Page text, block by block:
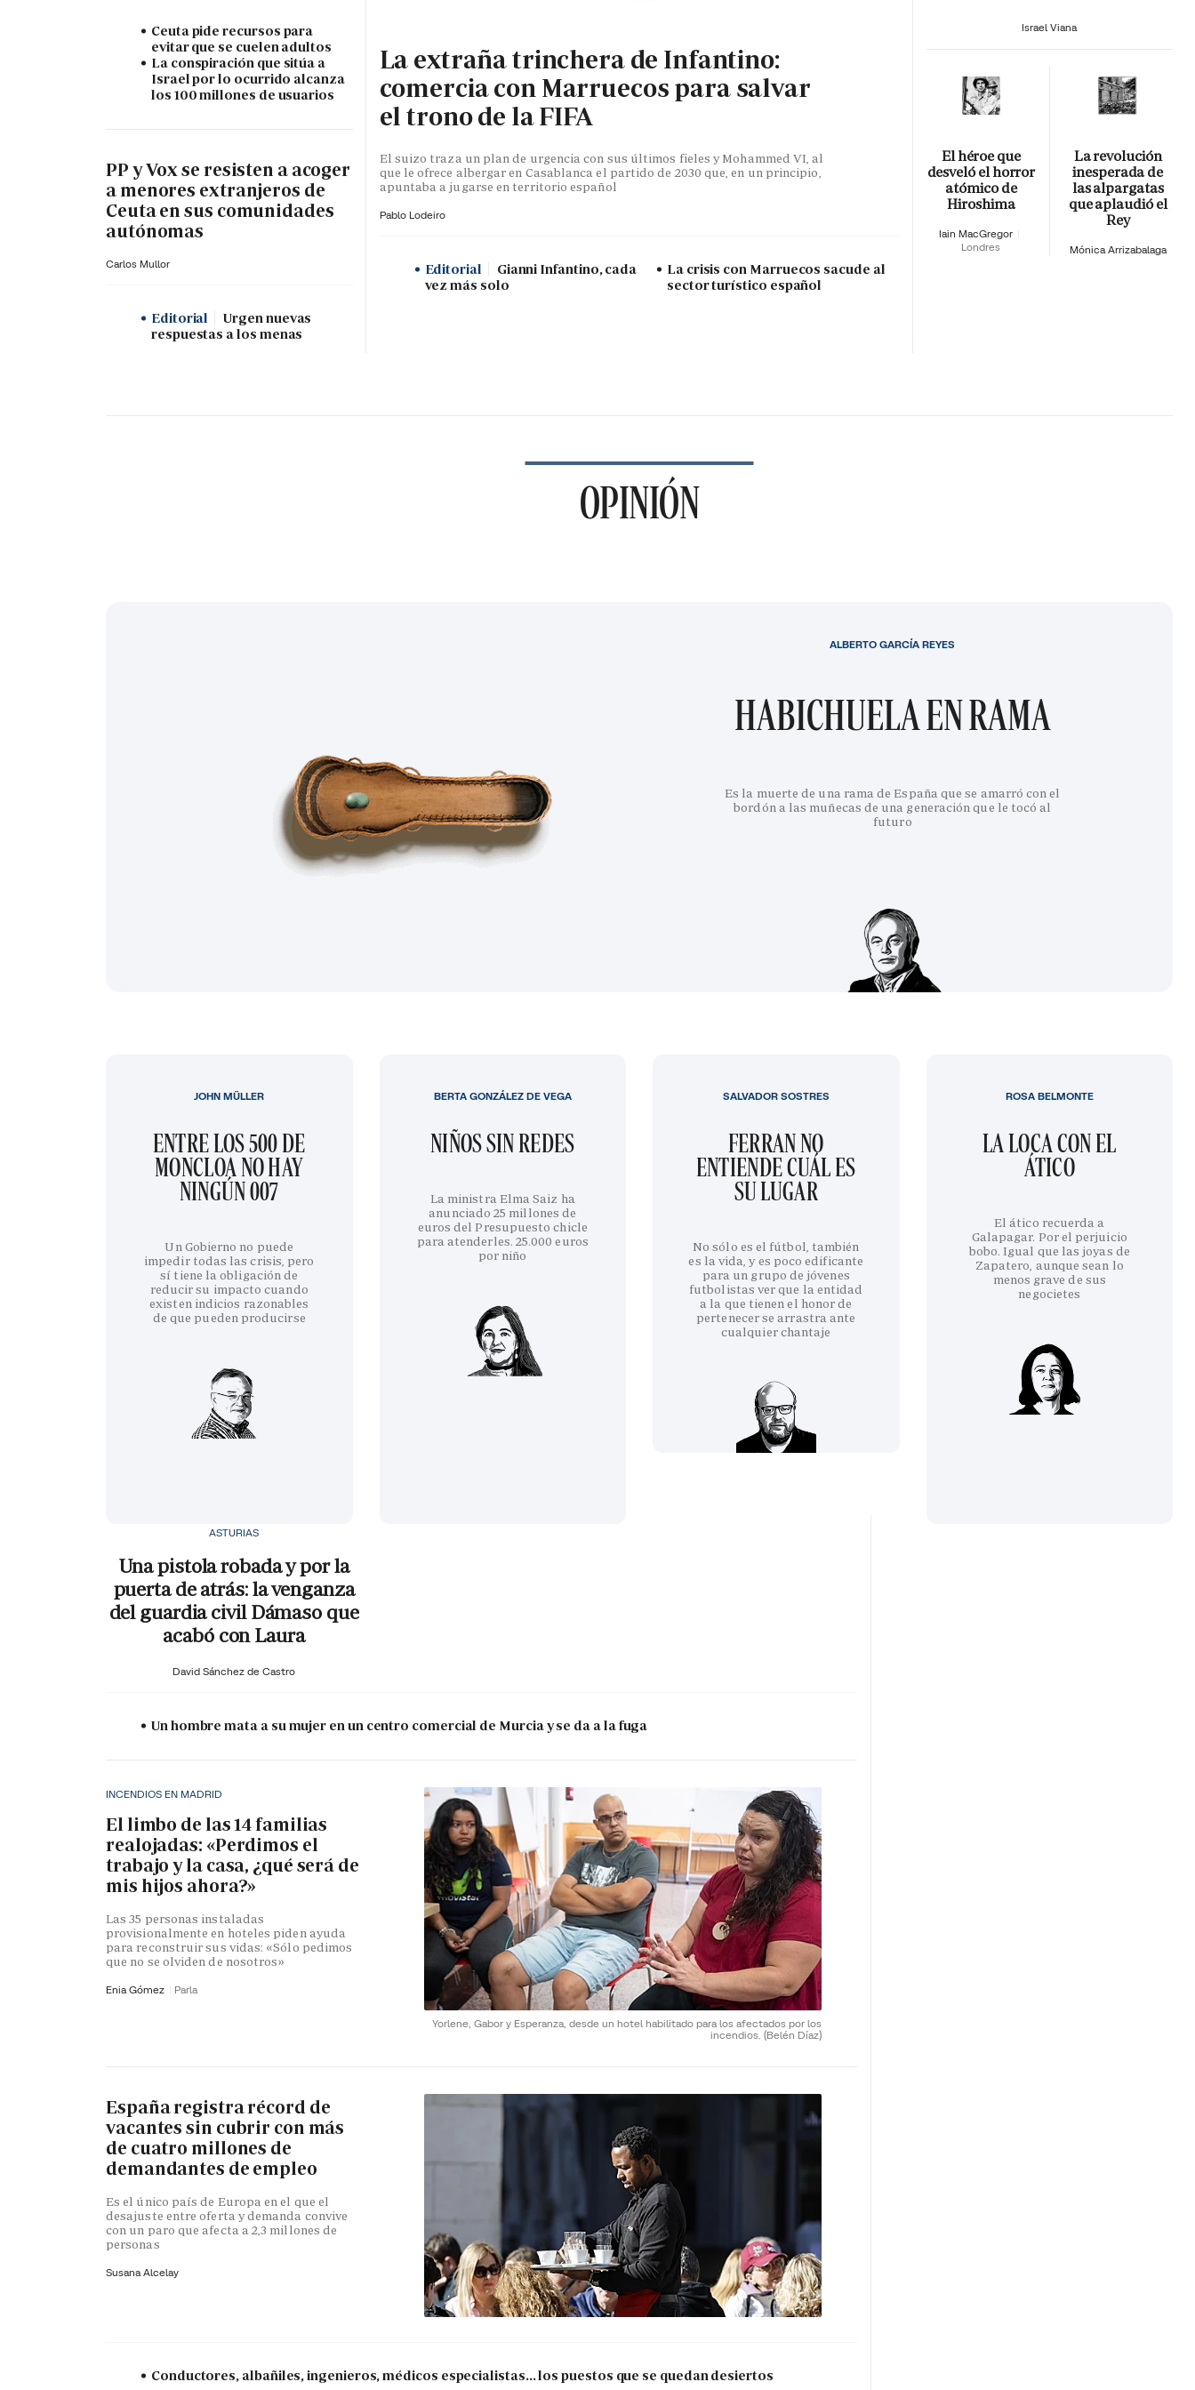
Ceuta pide recursos para
evitar que se cuelen adultos
La conspiración que sitúa a
Israel por lo ocurrido alcanza
los 100 millones de usuarios
PP y Vox se resisten a acoger
a menores extranjeros de
Ceuta en sus comunidades
autónomas
Carlos Mullor
Editorial
Urgen nuevas
respuestas a los menas
La extraña trinchera de Infantino:
comercia con Marruecos para salvar
el trono de la FIFA
El suizo traza un plan de urgencia con sus últimos fieles y Mohammed VI, al
que le ofrece albergar en Casablanca el partido de 2030 que, en un principio,
apuntaba a jugarse en territorio español
Pablo Lodeiro
Editorial
Gianni Infantino, cada
vez más solo
La crisis con Marruecos sacude al
sector turístico español
Israel Viana
El héroe que
desveló el horror
atómico de
Hiroshima
Iain MacGregor
Londres
La revolución
inesperada de
las alpargatas
que aplaudió el
Rey
Mónica Arrizabalaga
OPINIÓN
HABICHUELA EN RAMA
Es la muerte de una rama de España que se amarró con el
bordón a las muñecas de una generación que le tocó al
futuro
ALBERTO GARCÍA REYES
ENTRE LOS 500 DE
MONCLOA NO HAY
NINGÚN 007
Un Gobierno no puede
impedir todas las crisis, pero
sí tiene la obligación de
reducir su impacto cuando
existen indicios razonables
de que pueden producirse
JOHN MÜLLER
NIÑOS SIN REDES
La ministra Elma Saiz ha
anunciado 25 millones de
euros del Presupuesto chicle
para atenderles. 25.000 euros
por niño
BERTA GONZÁLEZ DE VEGA
FERRAN NO
ENTIENDE CUÁL ES
SU LUGAR
No sólo es el fútbol, también
es la vida, y es poco edificante
para un grupo de jóvenes
futbolistas ver que la entidad
a la que tienen el honor de
pertenecer se arrastra ante
cualquier chantaje
SALVADOR SOSTRES
LA LOCA CON EL
ÁTICO
El ático recuerda a
Galapagar. Por el perjuicio
bobo. Igual que las joyas de
Zapatero, aunque sean lo
menos grave de sus
negocietes
ROSA BELMONTE
ASTURIAS
Una pistola robada y por la
puerta de atrás: la venganza
del guardia civil Dámaso que
acabó con Laura
David Sánchez de Castro
Un hombre mata a su mujer en un centro comercial de Murcia y se da a la fuga
Yorlene, Gabor y Esperanza, desde un hotel habilitado para los afectados por los
incendios. (Belén Díaz)
INCENDIOS EN MADRID
El limbo de las 14 familias
realojadas: «Perdimos el
trabajo y la casa, ¿qué será de
mis hijos ahora?»
Las 35 personas instaladas
provisionalmente en hoteles piden ayuda
para reconstruir sus vidas: «Sólo pedimos
que no se olviden de nosotros»
Enia Gómez Parla
España registra récord de
vacantes sin cubrir con más
de cuatro millones de
demandantes de empleo
Es el único país de Europa en el que el
desajuste entre oferta y demanda convive
con un paro que afecta a 2,3 millones de
personas
Susana Alcelay
Conductores, albañiles, ingenieros, médicos especialistas... los puestos que se quedan desiertos